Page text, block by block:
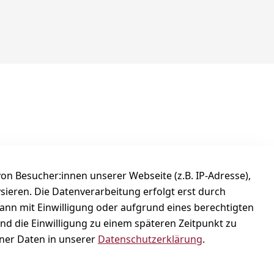
Besucher:innen unserer Webseite (z.B. IP-Adresse),
Die Datenverarbeitung erfolgt erst durch
mit Einwilligung oder aufgrund eines berechtigten
die Einwilligung zu einem späteren Zeitpunkt zu
Daten in unserer Datenschutzerklärung.